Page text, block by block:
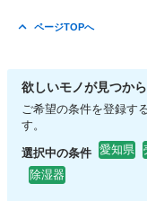
ページTOPへ
欲しいモノが見つか
ご希望の条件を登録す
す。
選択中の条件 愛知県
除湿器